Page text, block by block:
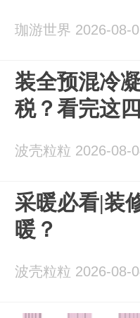
珈游世界 2026-08-
装全预混冷
税？看完这
波壳粒粒 2026-08-
采暖必看|装
暖？
波壳粒粒 2026-08-